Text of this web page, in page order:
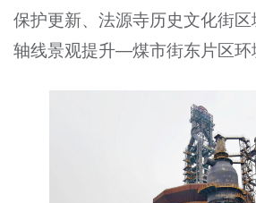
保护更新、法源寺历史文化街
轴线景观提升—煤市街东片区环